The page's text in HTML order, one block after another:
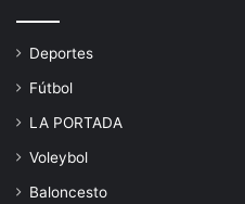
Deportes
Fútbol
LA PORTADA
Voleybol
Baloncesto